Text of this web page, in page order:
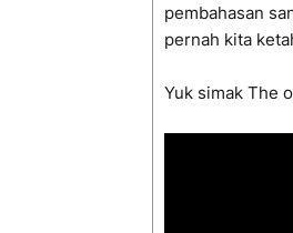
pembahasan
pernah kita
Yuk simak The